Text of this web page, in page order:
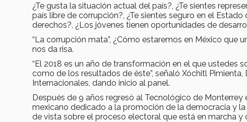
¿Te gusta la situación actual del país?, ¿Te sientes
país libre de corrupción?, ¿Te sientes seguro en el
derechos?, ¿Los jóvenes tienen oportunidades de
“La corrupción mata”, ¿Cómo estaremos en México
nos da risa.
“El 2018 es un año de transformación en el que
como de los resultados de éste”, señaló Xóchitl
Internacionales, dando inicio al panel.
Después de 9 años regresó al Tecnológico de
mexicano dedicado a la promoción de la democracia y
de vista sobre el proceso electoral que está en marcha